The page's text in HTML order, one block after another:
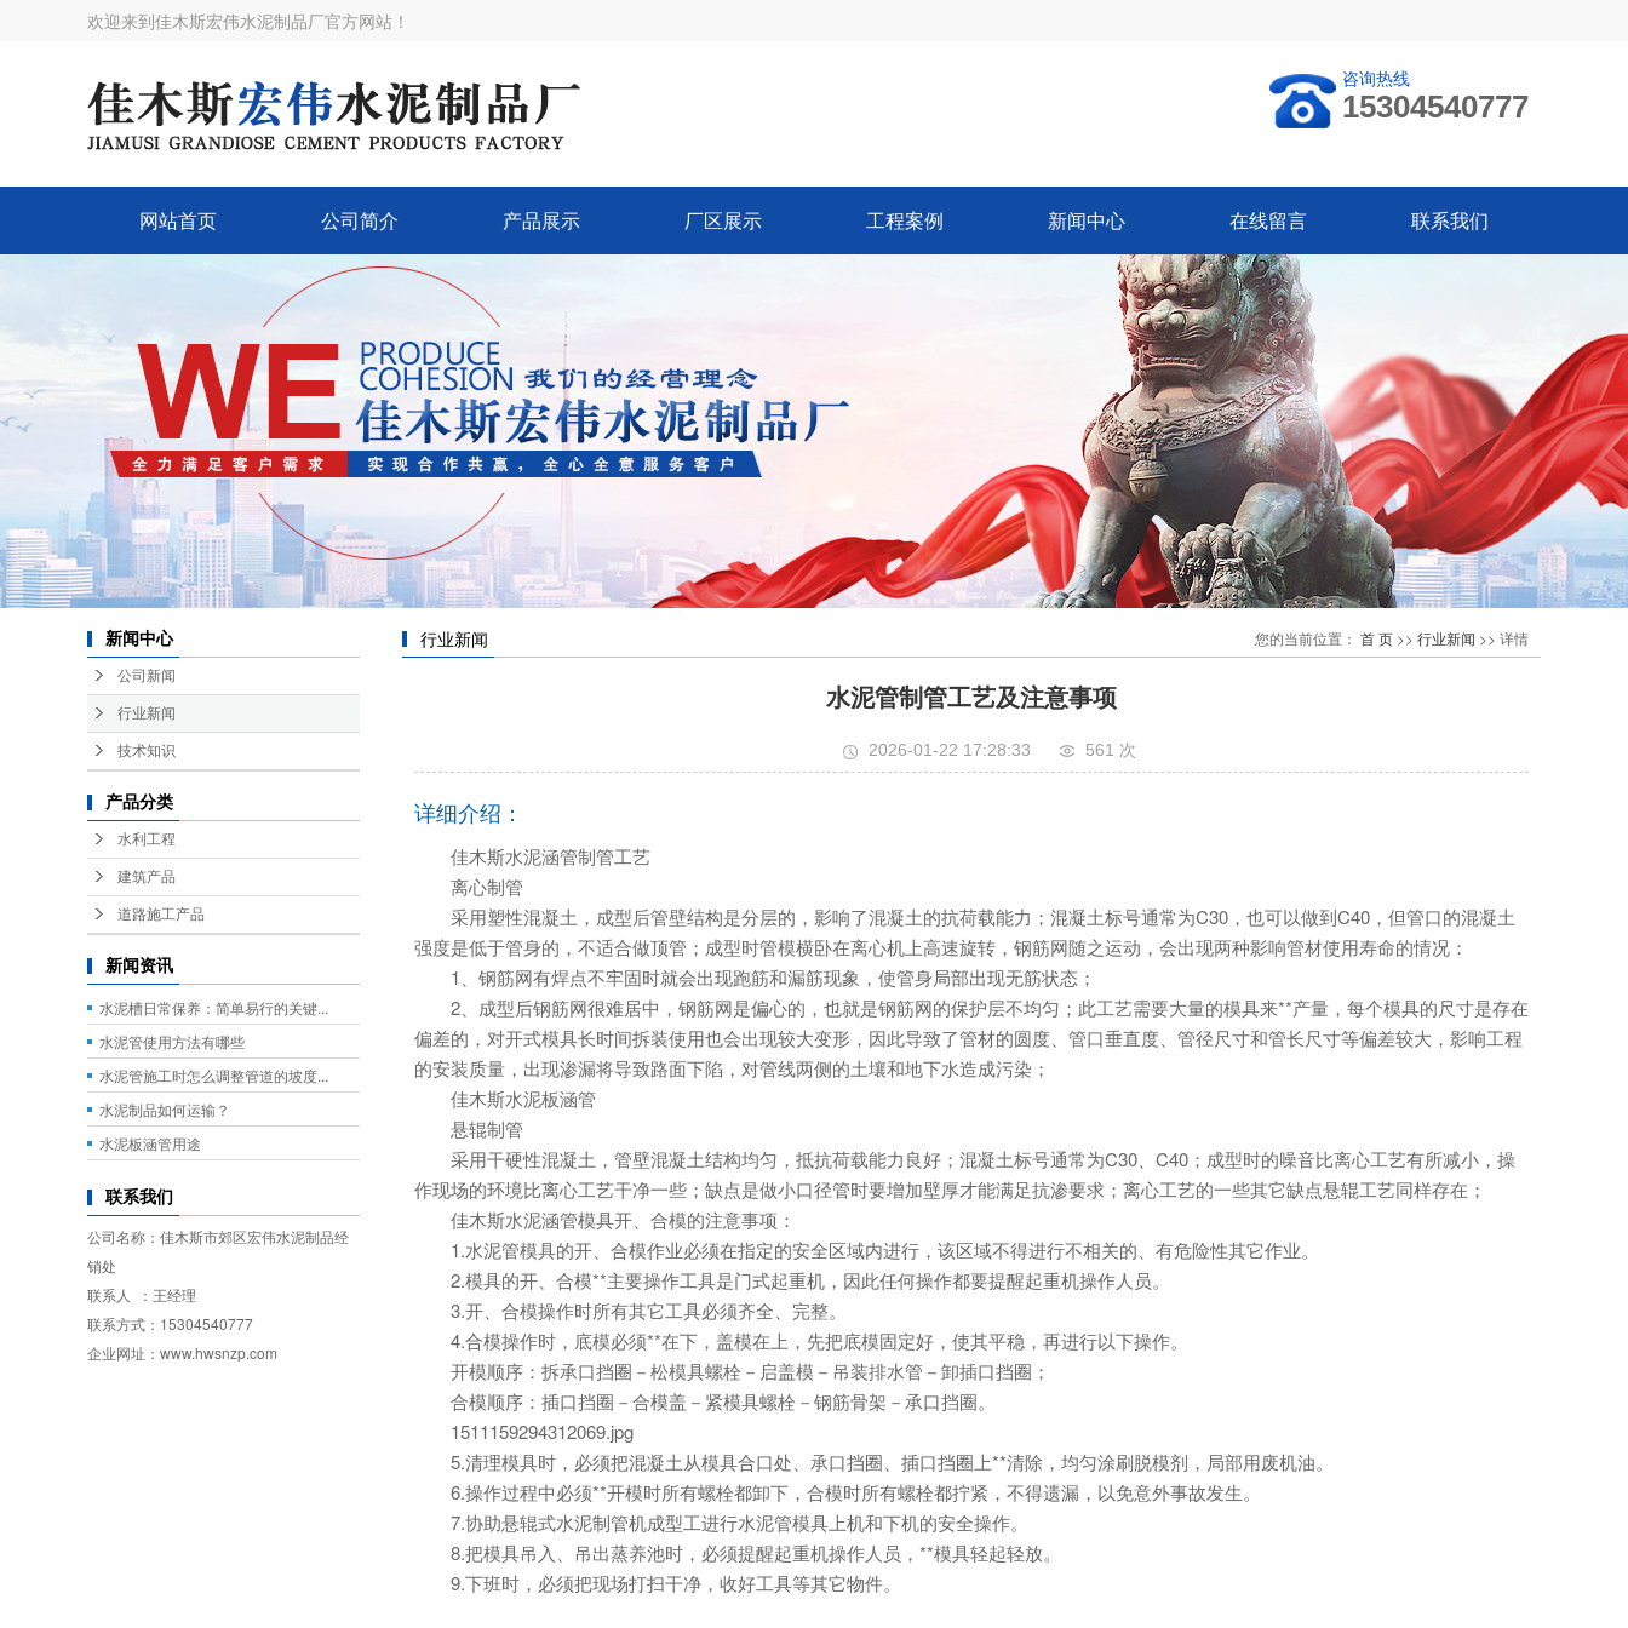
欢迎来到佳木斯宏伟水泥制品厂官方网站！
咨询热线
15304540777
网站首页 公司简介 产品展示 厂区展示 工程案例 新闻中心 在线留言 联系我们
新闻中心
公司新闻
行业新闻
技术知识
产品分类
水利工程
建筑产品
道路施工产品
新闻资讯
水泥槽日常保养：简单易行的关键...
水泥管使用方法有哪些
水泥管施工时怎么调整管道的坡度...
水泥制品如何运输？
水泥板涵管用途
联系我们
公司名称：佳木斯市郊区宏伟水泥制品经
销处
联系人 ：王经理
联系方式：15304540777
企业网址：www.hwsnzp.com
行业新闻 您的当前位置： 首 页 >> 行业新闻 >> 详情
水泥管制管工艺及注意事项
2026-01-22 17:28:33 561 次
详细介绍：
佳木斯水泥涵管制管工艺
离心制管
采用塑性混凝土，成型后管壁结构是分层的，影响了混凝土的抗荷载能力；混凝土标号通常为C30，也可以做到C40，但管口的混凝土
强度是低于管身的，不适合做顶管；成型时管模横卧在离心机上高速旋转，钢筋网随之运动，会出现两种影响管材使用寿命的情况：
1、钢筋网有焊点不牢固时就会出现跑筋和漏筋现象，使管身局部出现无筋状态；
2、成型后钢筋网很难居中，钢筋网是偏心的，也就是钢筋网的保护层不均匀；此工艺需要大量的模具来**产量，每个模具的尺寸是存在
偏差的，对开式模具长时间拆装使用也会出现较大变形，因此导致了管材的圆度、管口垂直度、管径尺寸和管长尺寸等偏差较大，影响工程
的安装质量，出现渗漏将导致路面下陷，对管线两侧的土壤和地下水造成污染；
佳木斯水泥板涵管
悬辊制管
采用干硬性混凝土，管壁混凝土结构均匀，抵抗荷载能力良好；混凝土标号通常为C30、C40；成型时的噪音比离心工艺有所减小，操
作现场的环境比离心工艺干净一些；缺点是做小口径管时要增加壁厚才能满足抗渗要求；离心工艺的一些其它缺点悬辊工艺同样存在；
佳木斯水泥涵管模具开、合模的注意事项：
1.水泥管模具的开、合模作业必须在指定的安全区域内进行，该区域不得进行不相关的、有危险性其它作业。
2.模具的开、合模**主要操作工具是门式起重机，因此任何操作都要提醒起重机操作人员。
3.开、合模操作时所有其它工具必须齐全、完整。
4.合模操作时，底模必须**在下，盖模在上，先把底模固定好，使其平稳，再进行以下操作。
开模顺序：拆承口挡圈－松模具螺栓－启盖模－吊装排水管－卸插口挡圈；
合模顺序：插口挡圈－合模盖－紧模具螺栓－钢筋骨架－承口挡圈。
1511159294312069.jpg
5.清理模具时，必须把混凝土从模具合口处、承口挡圈、插口挡圈上**清除，均匀涂刷脱模剂，局部用废机油。
6.操作过程中必须**开模时所有螺栓都卸下，合模时所有螺栓都拧紧，不得遗漏，以免意外事故发生。
7.协助悬辊式水泥制管机成型工进行水泥管模具上机和下机的安全操作。
8.把模具吊入、吊出蒸养池时，必须提醒起重机操作人员，**模具轻起轻放。
9.下班时，必须把现场打扫干净，收好工具等其它物件。